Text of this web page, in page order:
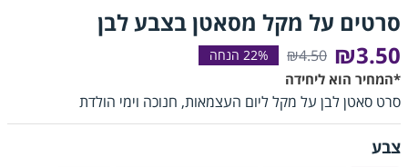
סרטים על מקל מסאטן בצבע לבן
₪3.50
₪4.50
*המחיר הוא ליחידה
סרט סאטן לבן על מקל ליום העצמאות, חנוכה וימי הולדת
צבע